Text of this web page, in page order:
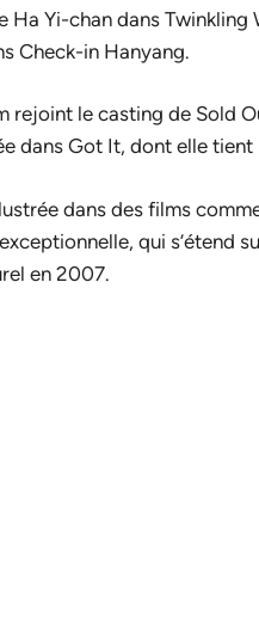
Ha Yi-chan dansTwinkling
Check-in Hanyang.
rejoint le casting de Sold
dansGot It, dont elle tient
dans des films
qui s’étend
en 2007.